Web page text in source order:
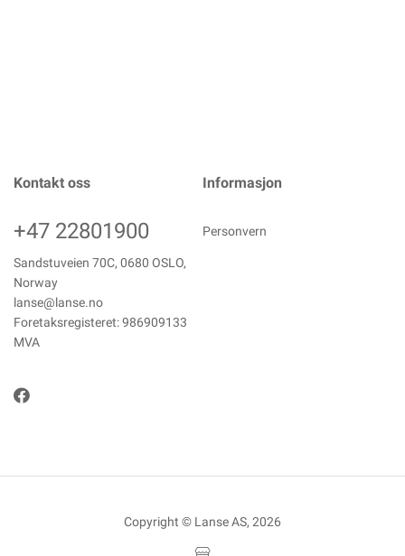
Kontakt oss
+47 22801900
Sandstuveien 70C, 0680 OSLO,
Norway
lanse@lanse.no
Foretaksregisteret: 986909133
MVA
Informasjon
Personvern
Copyright © Lanse AS, 2026